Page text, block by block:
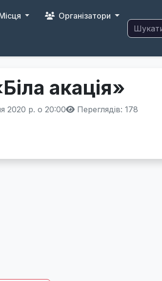
Організатори
акація»
2020 р. о 20:00
Переглядів: 178